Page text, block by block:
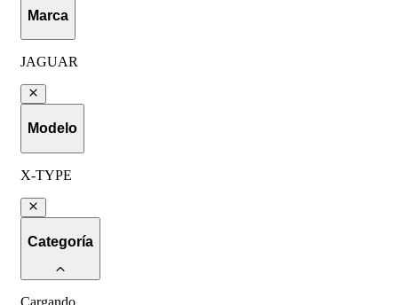
Marca
JAGUAR
Modelo
X-TYPE
Categoría